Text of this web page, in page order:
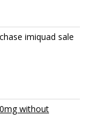
imiquad sale
without